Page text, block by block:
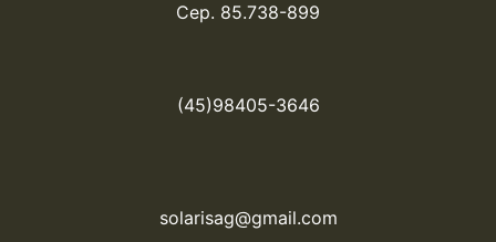
Cep. 85.738-899
(45)98405-3646
solarisag@gmail.com